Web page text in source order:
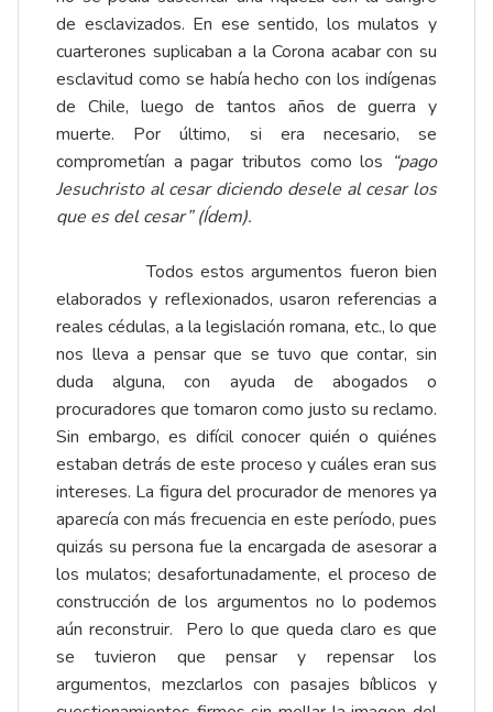
de esclavizados. En ese sentido, los mulatos y
cuarterones suplicaban a la Corona acabar con su
esclavitud como se había hecho con los indígenas
de Chile, luego de tantos años de guerra y
muerte. Por último, si era necesario, se
comprometían a pagar tributos como los “pago
Jesuchristo al cesar diciendo desele al cesar los
que es del cesar” (Ídem).
Todos estos argumentos fueron bien
elaborados y reflexionados, usaron referencias a
reales cédulas, a la legislación romana, etc., lo que
nos lleva a pensar que se tuvo que contar, sin
duda alguna, con ayuda de abogados o
procuradores que tomaron como justo su reclamo.
Sin embargo, es difícil conocer quién o quiénes
estaban detrás de este proceso y cuáles eran sus
intereses. La figura del procurador de menores ya
aparecía con más frecuencia en este período, pues
quizás su persona fue la encargada de asesorar a
los mulatos; desafortunadamente, el proceso de
construcción de los argumentos no lo podemos
aún reconstruir. Pero lo que queda claro es que
se tuvieron que pensar y repensar los
argumentos, mezclarlos con pasajes bíblicos y